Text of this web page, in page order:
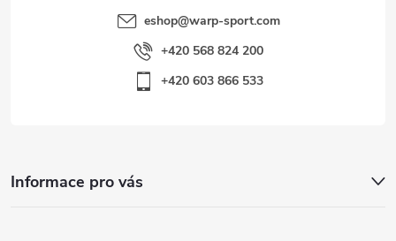
eshop@warp-sport.com
+420 568 824 200
+420 603 866 533
Informace pro vás